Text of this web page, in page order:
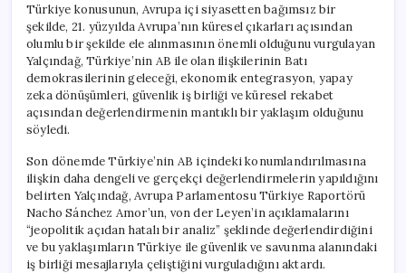
Türkiye konusunun, Avrupa içi siyasetten bağımsız bir
şekilde, 21. yüzyılda Avrupa’nın küresel çıkarları açısından
olumlu bir şekilde ele alınmasının önemli olduğunu vurgulayan
Yalçındağ, Türkiye’nin AB ile olan ilişkilerinin Batı
demokrasilerinin geleceği, ekonomik entegrasyon, yapay
zeka dönüşümleri, güvenlik iş birliği ve küresel rekabet
açısından değerlendirmenin mantıklı bir yaklaşım olduğunu
söyledi.
Son dönemde Türkiye’nin AB içindeki konumlandırılmasına
ilişkin daha dengeli ve gerçekçi değerlendirmelerin yapıldığını
belirten Yalçındağ, Avrupa Parlamentosu Türkiye Raportörü
Nacho Sánchez Amor’un, von der Leyen’in açıklamalarını
“jeopolitik açıdan hatalı bir analiz” şeklinde değerlendirdiğini
ve bu yaklaşımların Türkiye ile güvenlik ve savunma alanındaki
iş birliği mesajlarıyla çeliştiğini vurguladığını aktardı.